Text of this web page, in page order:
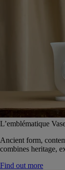
L’emblématique
Ancient form,
combines heritage,
Find out more